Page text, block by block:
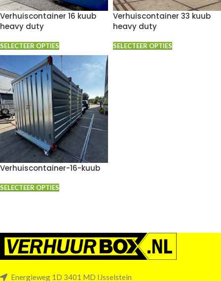
Verhuiscontainer 16 kuub
heavy duty
SELECTEER OPTIES
Verhuiscontainer 33 kuub
heavy duty
SELECTEER OPTIES
Verhuiscontainer-16-kuub
SELECTEER OPTIES
Energieweg 1D 3401 MD IJsselstein